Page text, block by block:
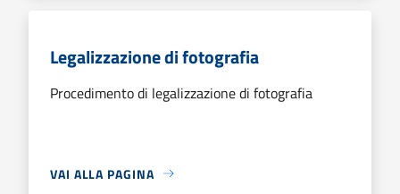
Legalizzazione di fotografia
Procedimento di legalizzazione di fotografia
VAI ALLA PAGINA